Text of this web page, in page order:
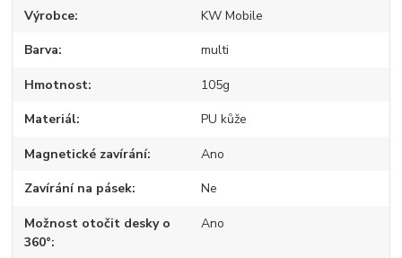
Výrobce KW Mobile
Barva multi
Hmotnost 105g
Materiál PU kůže
Magnetické zavírání Ano
Zavírání na pásek Ne
Možnost otočit desky o
360°
Ano